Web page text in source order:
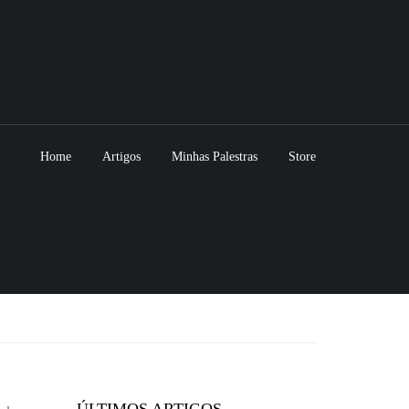
Home Artigos Minhas Palestras Store